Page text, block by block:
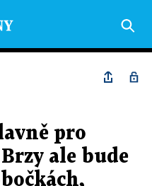
pro
ale bude